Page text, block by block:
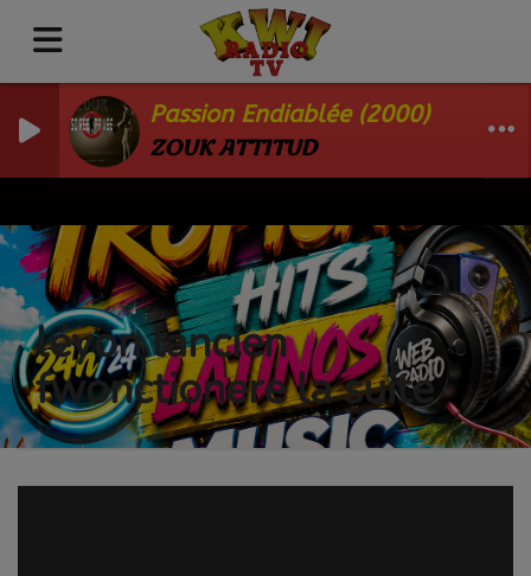
Passion Endiablée (2000)
ZOUK ATTITUD
léyon lancien
fwonctionere la suite